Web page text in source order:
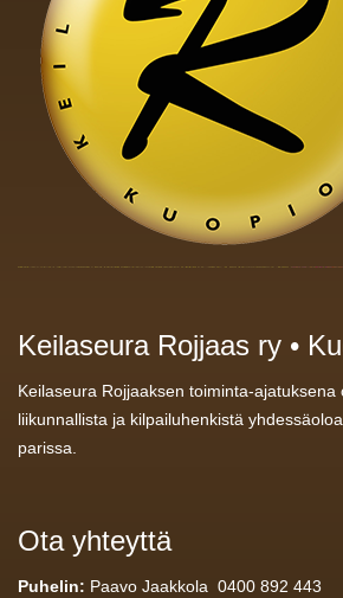
Keilaseura Rojjaas ry •
Keilaseura Rojjaaksen toiminta-
liikunnallista ja kilpailuhenkistä
parissa.
Ota yhteyttä
Puhelin: Paavo Jaakkola 0400 892 443